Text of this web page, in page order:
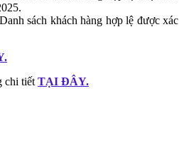
sách khách hàng hợp lệ được xác
chi tiết TẠI ĐÂY.